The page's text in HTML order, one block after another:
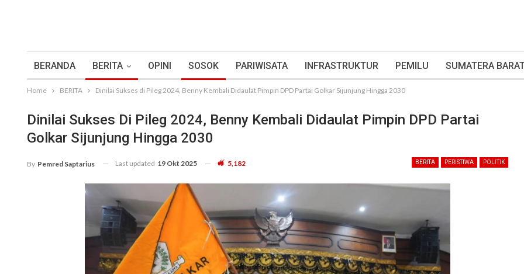
BERANDA BERITA OPINI SOSOK PARIWISATA INFRASTRUKTUR PEMILU SUMATERA
Home BERITA Dinilai Sukses di Pileg 2024, Benny Kembali Didaulat Pimpin DPD Partai Golkar Sijunjung Hingga 2030
Dinilai Sukses Di Pileg 2024, Benny Kembali Didaulat Pimpin DPD Partai
Golkar Sijunjung Hingga 2030
BERITA PERISTIWA POLITIK
By Pemred Saptarius Last updated 19 Okt 2025 5,182